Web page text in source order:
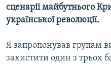
сценарії майбутнього
української революції.
Я запропонував групам
захистити один з трьох